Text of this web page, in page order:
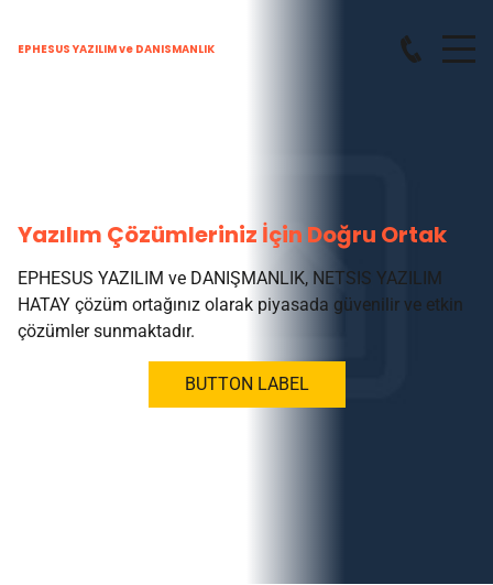
EPHESUS YAZILIM ve DANISMANLIK
Yazılım Çözümleriniz İçin Doğru Ortak
EPHESUS YAZILIM ve DANIŞMANLIK, NETSIS YAZILIM
HATAY çözüm ortağınız olarak piyasada güvenilir ve etkin
çözümler sunmaktadır.
BUTTON LABEL